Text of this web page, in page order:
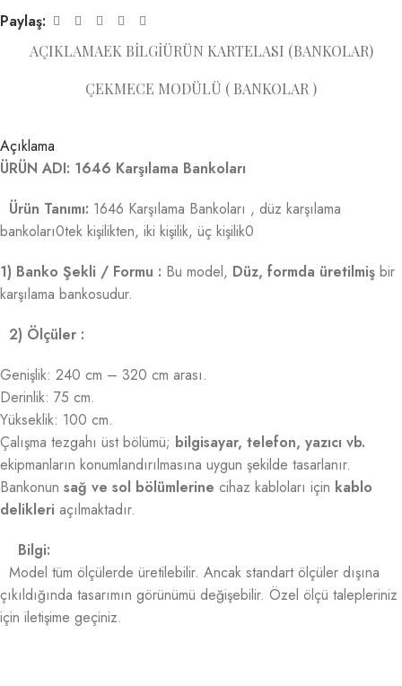
Paylaş:
AÇIKLAMAEK BILGIÜRÜN KARTELASI (BANKOLAR)
ÇEKMECE MODÜLÜ ( BANKOLAR )
Açıklama
ÜRÜN ADI: 1646 Karşılama Bankoları
Ürün Tanımı: 1646 Karşılama Bankoları , düz karşılama
bankoları0tek kişilikten, iki kişilik, üç kişilik0
1) Banko Şekli / Formu : Bu model, Düz, formda üretilmiş bir
karşılama bankosudur.
2) Ölçüler :
Genişlik: 240 cm – 320 cm arası.
Derinlik: 75 cm.
Yükseklik: 100 cm.
Çalışma tezgahı üst bölümü; bilgisayar, telefon, yazıcı vb.
ekipmanların konumlandırılmasına uygun şekilde tasarlanır.
Bankonun sağ ve sol bölümlerine cihaz kabloları için kablo
delikleri açılmaktadır.
Bilgi:
Model tüm ölçülerde üretilebilir. Ancak standart ölçüler dışına
çıkıldığında tasarımın görünümü değişebilir. Özel ölçü talepleriniz
için iletişime geçiniz.